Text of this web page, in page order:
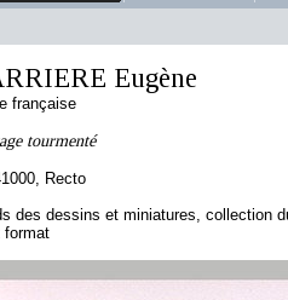
Eugène
française
tourmenté
Recto
des dessins et miniatures, collection
format